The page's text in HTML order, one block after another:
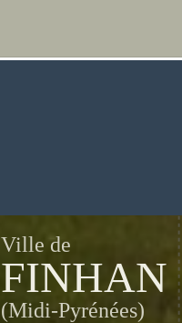
Ville de
FINHAN
(Midi-Pyrénées)